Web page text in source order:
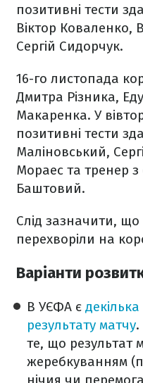
позитивні тести
Віктор Коваленко,
Сергій Сидорчук.
16-го листопада
Дмитра Різника,
Макаренка. У
позитивні тести
Маліновський,
Мораес та тренер з
Баштовий.
Слід зазначити, що
перехворіли на
Варіанти
В УЄФА є
результату матчу
те, що результат
жеребкуванням